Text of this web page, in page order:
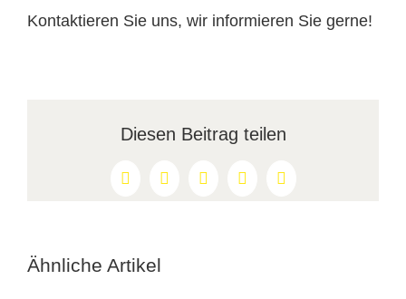
Kontaktieren Sie uns, wir informieren Sie gerne!
Diesen Beitrag teilen
Facebook
X RedditLinkedInPinterest
Ähnliche Artikel